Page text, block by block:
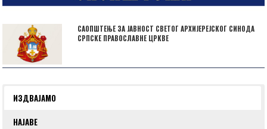
САОПШТЕЊЕ ЗА ЈАВНОСТ СВЕТОГ АРХИЈЕРЕЈСКОГ СИНОДА
СРПСКЕ ПРАВОСЛАВНЕ ЦРКВЕ
ИЗДВАЈАМО
НАЈАВЕ